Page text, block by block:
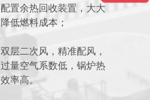
配置余热回收装置，大大
降低燃料成本；
双层二次风，精准配风，
过量空气系数低，锅炉热
效率高。